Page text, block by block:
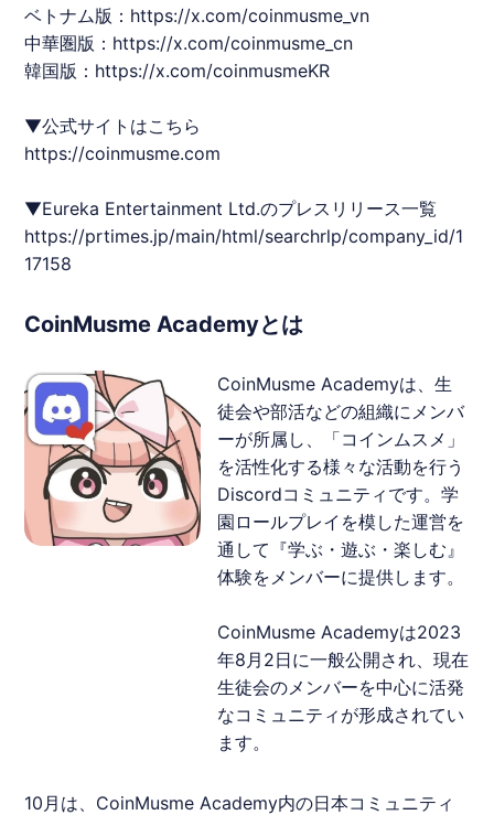
ベトナム版： https://x.com/coinmusme_vn
中華圏版： https://x.com/coinmusme_cn
韓国版： https://x.com/coinmusmeKR
▼公式サイトはこちら
https://coinmusme.com
▼Eureka Entertainment Ltd.のプレスリリース一覧
https://prtimes.jp/main/html/searchrlp/company_id/1
17158
CoinMusme Academyとは
CoinMusme Academyは、生
徒会や部活などの組織にメンバ
ーが所属し、「コインムスメ」
を活性化する様々な活動を行う
Discordコミュニティです。学
園ロールプレイを模した運営を
通して『学ぶ・遊ぶ・楽しむ』
体験をメンバーに提供します。
CoinMusme Academyは2023
年8月2日に一般公開され、現在
生徒会のメンバーを中心に活発
なコミュニティが形成されてい
ます。
10月は、CoinMusme Academy内の日本コミュニティ